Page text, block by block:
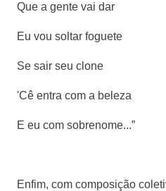
Que a gente vai dar
Eu vou soltar foguete
Se sair seu clone
'Cê entra com a beleza
E eu com sobrenome...”
Enfim, com composição